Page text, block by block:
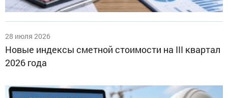
28 июля 2026
Новые индексы сметной стоимости на III квартал
2026 года